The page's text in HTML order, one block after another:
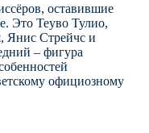
оставившие
Это Теуво Тулио,
Янис Стрейчс и
– фигура
официозному